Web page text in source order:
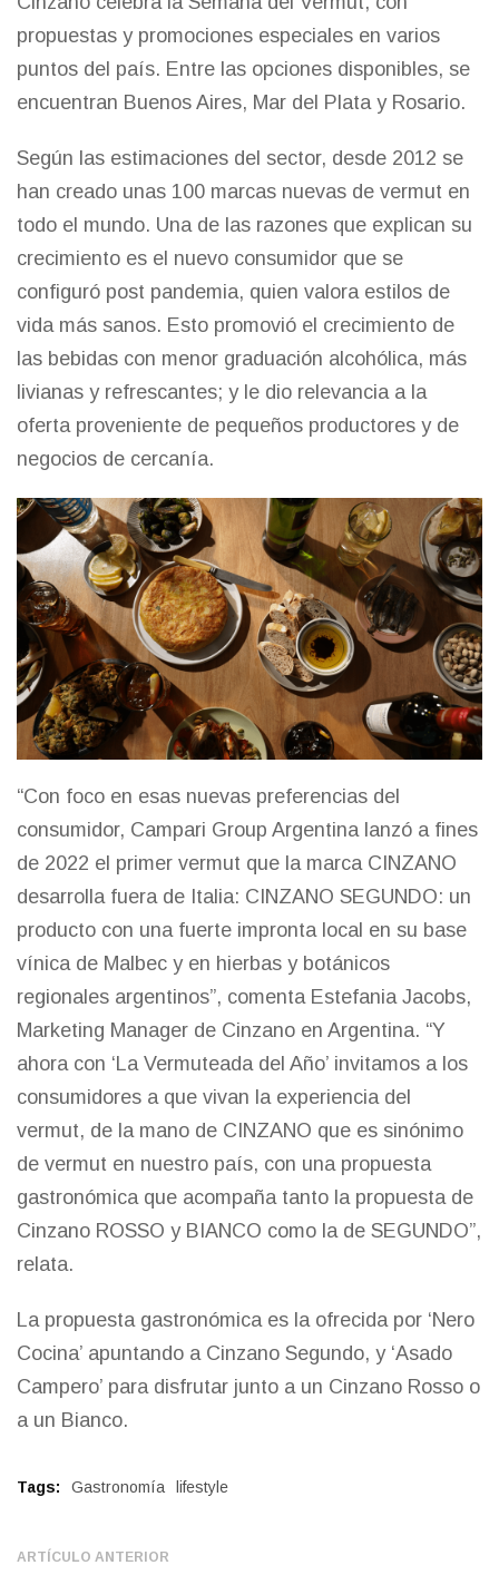
propuestas y promociones especiales en varios
puntos del país. Entre las opciones disponibles, se
encuentran Buenos Aires, Mar del Plata y Rosario.
Según las estimaciones del sector, desde 2012 se
han creado unas 100 marcas nuevas de vermut en
todo el mundo. Una de las razones que explican su
crecimiento es el nuevo consumidor que se
configuró post pandemia, quien valora estilos de
vida más sanos. Esto promovió el crecimiento de
las bebidas con menor graduación alcohólica, más
livianas y refrescantes; y le dio relevancia a la
oferta proveniente de pequeños productores y de
negocios de cercanía.
“Con foco en esas nuevas preferencias del
consumidor, Campari Group Argentina lanzó a fines
de 2022 el primer vermut que la marca CINZANO
desarrolla fuera de Italia: CINZANO SEGUNDO: un
producto con una fuerte impronta local en su base
vínica de Malbec y en hierbas y botánicos
regionales argentinos”, comenta Estefania Jacobs,
Marketing Manager de Cinzano en Argentina. “Y
ahora con ‘La Vermuteada del Año’ invitamos a los
consumidores a que vivan la experiencia del
vermut, de la mano de CINZANO que es sinónimo
de vermut en nuestro país, con una propuesta
gastronómica que acompaña tanto la propuesta de
Cinzano ROSSO y BIANCO como la de SEGUNDO”,
relata.
La propuesta gastronómica es la ofrecida por ‘Nero
Cocina’ apuntando a Cinzano Segundo, y ‘Asado
Campero’ para disfrutar junto a un Cinzano Rosso o
a un Bianco.
Tags: Gastronomía lifestyle
ARTÍCULO ANTERIOR